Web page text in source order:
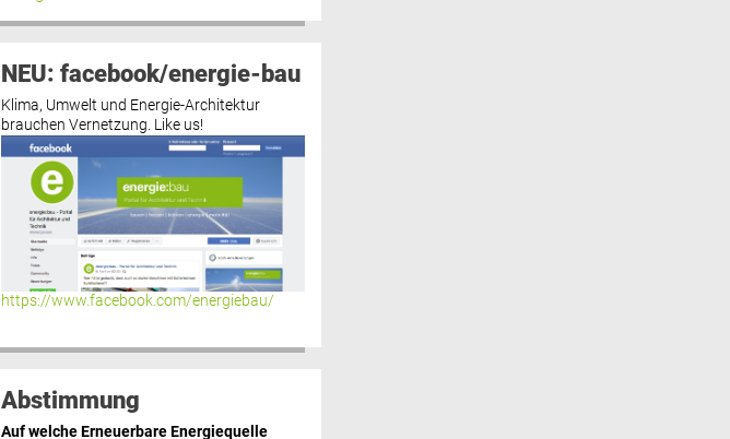
NEU: facebook/energie-bau
Klima, Umwelt und Energie-Architektur
brauchen Vernetzung. Like us!
https://www.facebook.com/energiebau/
Abstimmung
Auf welche Erneuerbare Energiequelle